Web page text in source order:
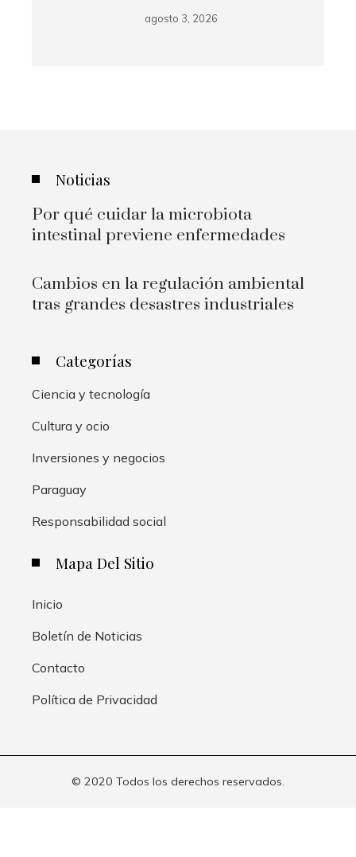
agosto 3, 2026
Noticias
Por qué cuidar la microbiota
intestinal previene enfermedades
Cambios en la regulación ambiental
tras grandes desastres industriales
Categorías
Ciencia y tecnología
Cultura y ocio
Inversiones y negocios
Paraguay
Responsabilidad social
Mapa Del Sitio
Inicio
Boletín de Noticias
Contacto
Política de Privacidad
© 2020 Todos los derechos reservados.